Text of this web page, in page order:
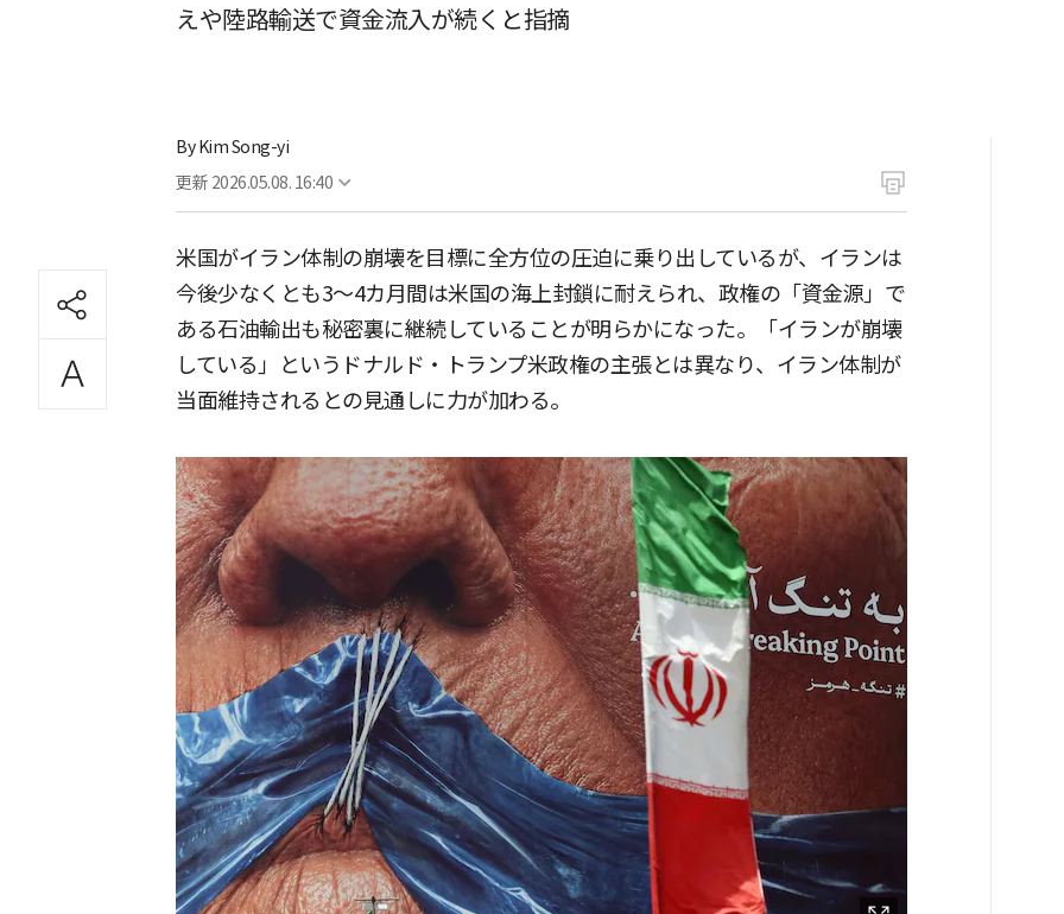
えや陸路輸送で資金流入が続くと指摘
ByKim Song-yi
更新 2026.05.08. 16:40
米国がイラン体制の崩壊を目標に全方位の圧迫に乗り出しているが、イランは
今後少なくとも3〜4カ月間は米国の海上封鎖に耐えられ、政権の「資金源」で
ある石油輸出も秘密裏に継続していることが明らかになった。「イランが崩壊
している」というドナルド・トランプ米政権の主張とは異なり、イラン体制が
当面維持されるとの見通しに力が加わる。